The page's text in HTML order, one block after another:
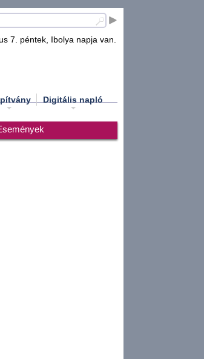
7. péntek, Ibolya napja van.
Digitális napló